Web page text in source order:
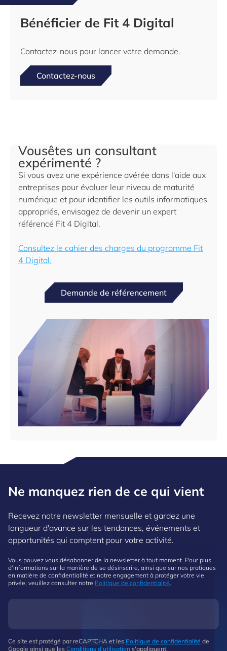
Bénéficier de Fit 4 Digital
Contactez-nous pour lancer votre demande.
Contactez-nous
Vousêtes un consultant
expérimenté ?
Si vous avez une expérience avérée dans l'aide aux
entreprises pour évaluer leur niveau de maturité
numérique et pour identifier les outils informatiques
appropriés, envisagez de devenir un expert
référencé Fit 4 Digital.
Consultez le cahier des charges du programme Fit
4 Digital.
Demande de référencement
Ne manquez rien de ce qui vient
Recevez notre newsletter mensuelle et gardez une
longueur d'avance sur les tendances, événements et
opportunités qui comptent pour votre activité.
Vous pouvez vous désabonner de la newsletter à tout moment. Pour plus
d'informations sur la manière de se désinscrire, ainsi que sur nos pratiques
en matière de confidentialité et notre engagement à protéger votre vie
privée, veuillez consulter notre Politique de confidentialité
Ce site est protégé par reCAPTCHA et les Politique de confidentialité de
Google ainsi que les Conditions d'utilisation s'appliquent.